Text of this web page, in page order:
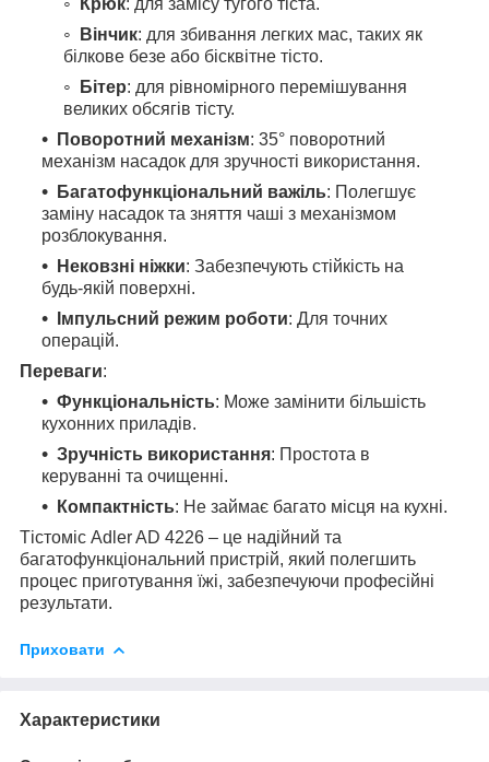
Крюк: для замісу тугого тіста.
Вінчик: для збивання легких мас, таких як
білкове безе або бісквітне тісто.
Бітер: для рівномірного перемішування
великих обсягів тісту.
Поворотний механізм: 35° поворотний
механізм насадок для зручності використання.
Багатофункціональний важіль: Полегшує
заміну насадок та зняття чаші з механізмом
розблокування.
Нековзні ніжки: Забезпечують стійкість на
будь-якій поверхні.
Імпульсний режим роботи: Для точних
операцій.
Переваги:
Функціональність: Може замінити більшість
кухонних приладів.
Зручність використання: Простота в
керуванні та очищенні.
Компактність: Не займає багато місця на кухні.
Тістоміс Adler AD 4226 – це надійний та
багатофункціональний пристрій, який полегшить
процес приготування їжі, забезпечуючи професійні
результати.
Приховати
Характеристики